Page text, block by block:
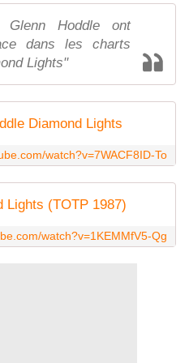
Hoddle ont
dans les charts
Lights"
Diamond Lights
watch?v=7WACF8ID-To
Lights (TOTP 1987)
watch?v=1KEMMfV5-Qg